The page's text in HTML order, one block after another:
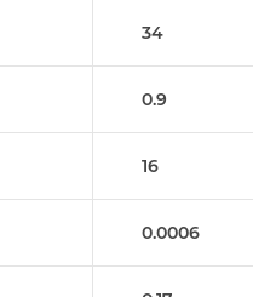
34
0.9
16
0.0006